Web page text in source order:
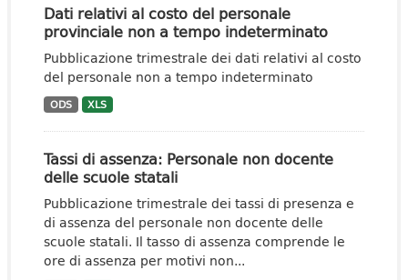
Dati relativi al costo del personale
provinciale non a tempo indeterminato
Pubblicazione trimestrale dei dati relativi al costo
del personale non a tempo indeterminato
ODS XLS
Tassi di assenza: Personale non docente
delle scuole statali
Pubblicazione trimestrale dei tassi di presenza e
di assenza del personale non docente delle
scuole statali. Il tasso di assenza comprende le
ore di assenza per motivi non...